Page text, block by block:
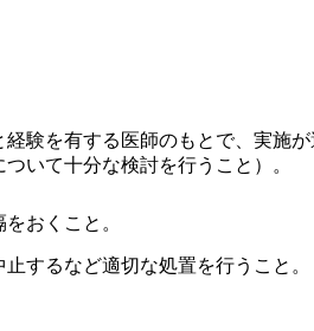
おくこと。
験を有する医師のもとで、実施
いて十分な検討を行うこと）。
するなど適切な処置を行うこと。